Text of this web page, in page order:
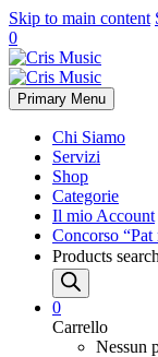
Skip to main content
0
Primary Menu
Chi Siamo
Servizi
Shop
Categorie
Il mio Account
Concorso “Pat
Products search
0
Carrello
Nessun